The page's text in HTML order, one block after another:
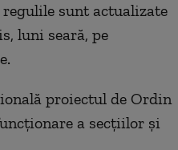
sunt actualizate
luni seară, pe
proiectul de Ordin
a secţiilor şi